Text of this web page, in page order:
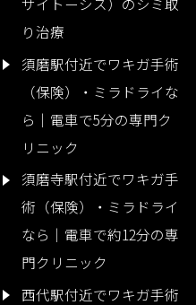
り治療
須磨駅付近でワキガ手術
（保険）・ミラドライな
ら｜電車で5分の専門ク
リニック
須磨寺駅付近でワキガ手
術（保険）・ミラドライ
なら｜電車で約12分の専
門クリニック
西代駅付近でワキガ手術